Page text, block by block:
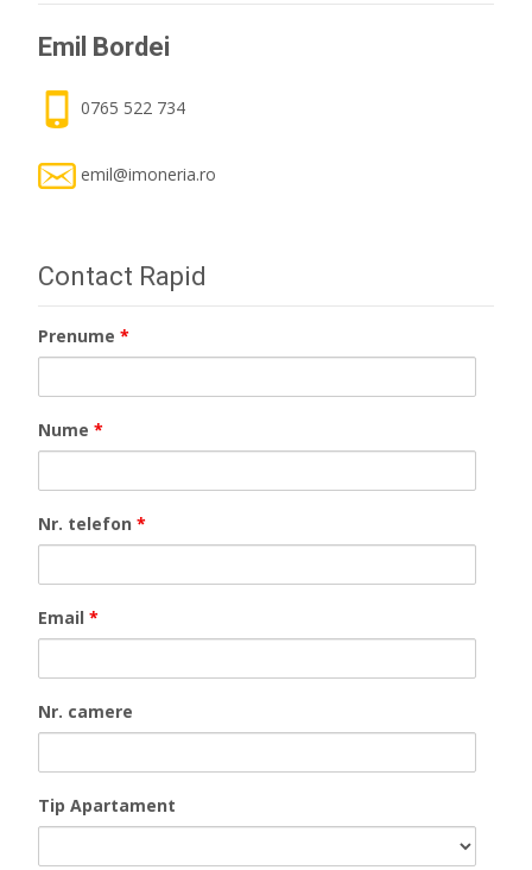
Emil Bordei
0765 522 734
emil@imoneria.ro
Contact Rapid
Prenume *
Nume *
Nr. telefon *
Email *
Nr. camere
Tip Apartament